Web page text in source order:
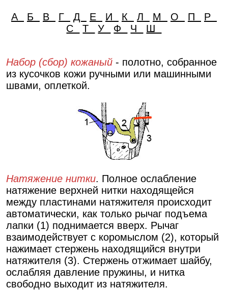
А Б В Г Д Е И К Л М О П
Р
С
Т У Ф Ч Ш
Набор (сбор) кожаный - полотно, собранное
из кусочков кожи ручными или машинными
швами, оплеткой.
Натяжение нитки. Полное ослабление
натяжение верхней нитки находящейся
между пластинами натяжителя происходит
автоматически, как только рычаг подъема
лапки (1) поднимается вверх. Рычаг
взаимодействует с коромыслом (2), который
нажимает стержень находящийся внутри
натяжителя (3). Стержень отжимает шайбу,
ослабляя давление пружины, и нитка
свободно выходит из натяжителя.